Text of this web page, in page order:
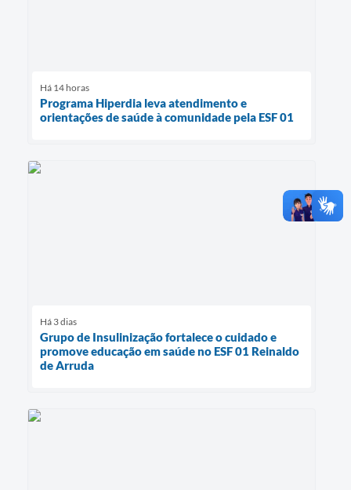
Há 14 horas
Programa Hiperdia leva atendimento e
orientações de saúde à comunidade pela ESF 01
Há 3 dias
Grupo de Insulinização fortalece o cuidado e
promove educação em saúde no ESF 01 Reinaldo
de Arruda